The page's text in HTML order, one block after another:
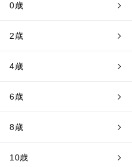
0歳
2歳
4歳
6歳
8歳
10歳